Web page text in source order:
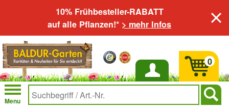
10% Frühbesteller-RABATT
auf alle Pflanzen!* > mehr Infos
Anmelden
Menu
0